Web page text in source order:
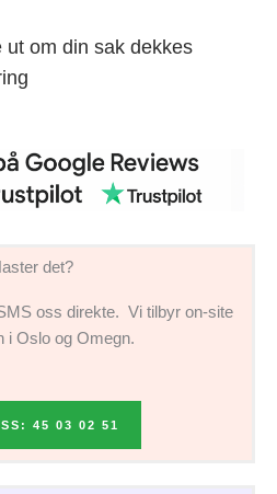
ut om din sak dekkes
det?
oss direkte. Vi tilbyr on-site
i Oslo og Omegn.
45 03 02 51